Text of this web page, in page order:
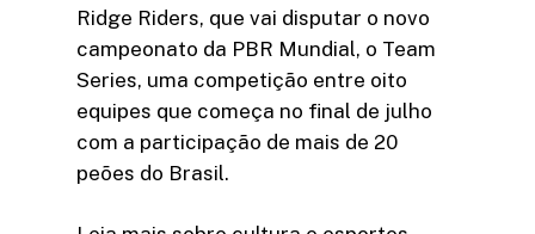
Ridge Riders, que vai disputar o novo
campeonato da PBR Mundial, o Team
Series, uma competição entre oito
equipes que começa no final de julho
com a participação de mais de 20
peões do Brasil.